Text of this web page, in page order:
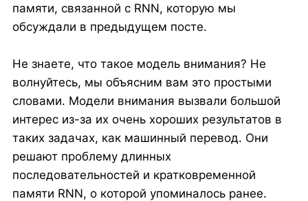
памяти, связанной с RNN, которую мы
обсуждали в предыдущем посте.
Не знаете, что такое модель внимания? Не
волнуйтесь, мы объясним вам это простыми
словами. Модели внимания вызвали большой
интерес из-за их очень хороших результатов в
таких задачах, как машинный перевод. Они
решают проблему длинных
последовательностей и кратковременной
памяти RNN, о которой упоминалось ранее.